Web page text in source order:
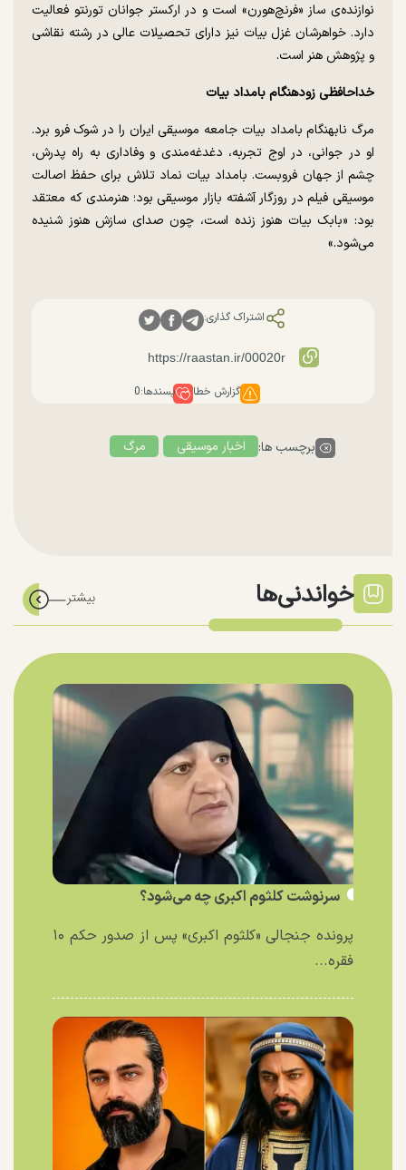
نوازنده‌ی ساز «فرنچ‌هورن» است و در ارکستر جوانان تورنتو فعالیت
دارد. خواهرشان غزل بیات نیز دارای تحصیلات عالی در رشته نقاشی
و پژوهش هنر است.
خداحافظی زودهنگام بامداد بیات
مرگ نابهنگام بامداد بیات جامعه موسیقی ایران را در شوک فرو برد.
او در جوانی، در اوج تجربه، دغدغه‌مندی و وفاداری به راه پدرش،
چشم از جهان فروبست. بامداد بیات نماد تلاش برای حفظ اصالت
موسیقی فیلم در روزگار آشفته بازار موسیقی بود؛ هنرمندی که معتقد
بود: «بابک بیات هنوز زنده است، چون صدای سازش هنوز شنیده
می‌شود.»
اشتراک گذاری:
گزارش خطا پسندها:0
برچسب ها: اخبار موسیقی مرگ
خواندنی‌ها
سرنوشت کلثوم اکبری چه می‌شود؟
پرونده جنجالی «کلثوم اکبری» پس از صدور حکم ۱۰
فقره...